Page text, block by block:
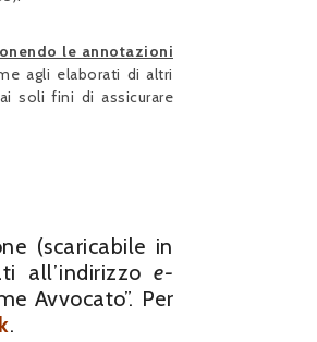
le annotazioni
agli elaborati di altri
soli fini di assicurare
(scaricabile in
all’indirizzo e-
Avvocato”. Per
.